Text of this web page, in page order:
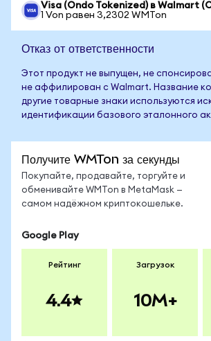
Visa (Ondo Tokenized) в Walmart
1 Von равен 3,2302 WMTon
Отказ от ответственности
Этот продукт не выпущен, не
не аффилирован с Walmart. Название
другие товарные знаки используются
идентификации базового эталонного
Получите WMTon за секунды
Покупайте, продавайте, торгуйте и
обменивайте WMTon в MetaMask —
самом надёжном криптокошельке.
Google Play
Рейтинг
4.4
Загрузок
10M+